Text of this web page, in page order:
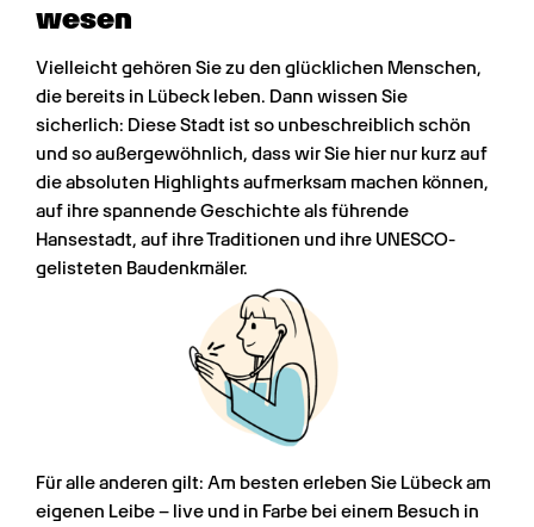
wesen
Vielleicht gehören Sie zu den glücklichen Menschen,
die bereits in Lübeck leben. Dann wissen Sie
sicherlich: Diese Stadt ist so unbeschreiblich schön
und so außergewöhnlich, dass wir Sie hier nur kurz auf
die absoluten Highlights aufmerksam machen können,
auf ihre spannende Geschichte als führende
Hansestadt, auf ihre Traditionen und ihre UNESCO-
gelisteten Baudenkmäler.
Für alle anderen gilt: Am besten erleben Sie Lübeck am
eigenen Leibe – live und in Farbe bei einem Besuch in